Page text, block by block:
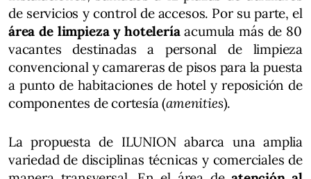
de servicios y control de accesos. Por su parte, el
área de limpieza y hoteleríaacumula más de 80
vacantes destinadas a personal de limpieza
convencional y camareras de pisos para la puesta
a punto de habitaciones de hotel y reposición de
componentes de cortesía (amenities).
La propuesta de ILUNION abarca una amplia
variedad de disciplinas técnicas y comerciales de